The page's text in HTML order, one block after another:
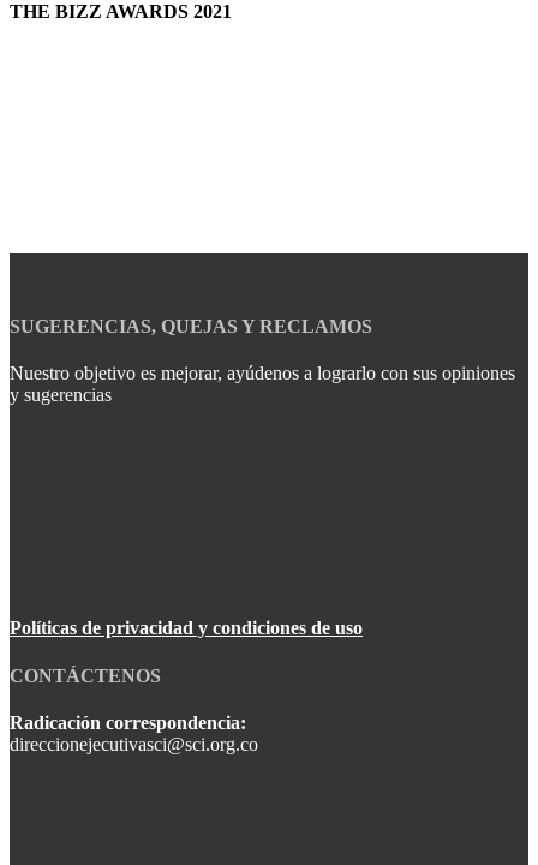
THE BIZZ AWARDS 2021
SUGERENCIAS, QUEJAS Y RECLAMOS
Nuestro objetivo es mejorar, ayúdenos a lograrlo con sus opiniones
y sugerencias
Políticas de privacidad y condiciones de uso
CONTÁCTENOS
Radicación correspondencia:
direccionejecutivasci@sci.org.co